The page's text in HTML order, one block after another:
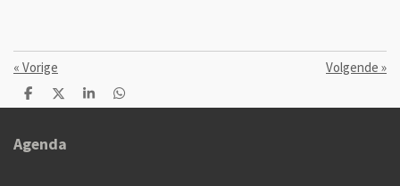
« Vorige Volgende »
D
e
e
n
D
e
l
S
h
D
e
Agenda